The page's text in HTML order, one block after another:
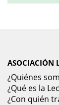
ASOCIACIÓN
¿Quiénes
¿Qué es la
¿Con quién